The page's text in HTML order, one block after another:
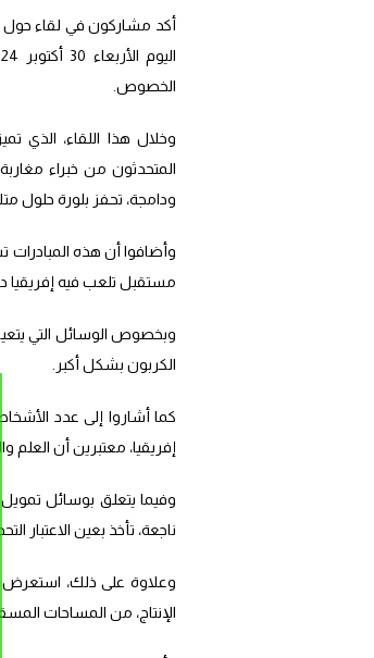
أكد مشاركون في لقاء حول
الخصوص.
وخلال هذا اللقاء، الذي
المتحدثون من خبراء
ودامجة، تحفز بلورة حلول
وأضافوا أن هذه المبادرات
مستقبل تلعب فيه إفريقيا
وبخصوص الوسائل التي يتعين
الكربون بشكل أكبر.
إفريقيا، معتبرين أن العلم
وفيما يتعلق بوسائل تمويل
ناجعة، تأخذ بعين الاعتبار
وعلاوة على ذلك، استعرض
الإنتاج، من المساحات